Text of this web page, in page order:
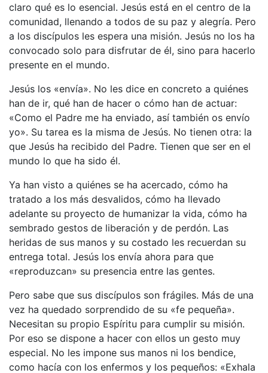
claro qué es lo esencial. Jesús está en el centro de la
comunidad, llenando a todos de su paz y alegría. Pero
a los discípulos les espera una misión. Jesús no los ha
convocado solo para disfrutar de él, sino para hacerlo
presente en el mundo.
Jesús los «envía». No les dice en concreto a quiénes
han de ir, qué han de hacer o cómo han de actuar:
«Como el Padre me ha enviado, así también os envío
yo». Su tarea es la misma de Jesús. No tienen otra: la
que Jesús ha recibido del Padre. Tienen que ser en el
mundo lo que ha sido él.
Ya han visto a quiénes se ha acercado, cómo ha
tratado a los más desvalidos, cómo ha llevado
adelante su proyecto de humanizar la vida, cómo ha
sembrado gestos de liberación y de perdón. Las
heridas de sus manos y su costado les recuerdan su
entrega total. Jesús los envía ahora para que
«reproduzcan» su presencia entre las gentes.
Pero sabe que sus discípulos son frágiles. Más de una
vez ha quedado sorprendido de su «fe pequeña».
Necesitan su propio Espíritu para cumplir su misión.
Por eso se dispone a hacer con ellos un gesto muy
especial. No les impone sus manos ni los bendice,
como hacía con los enfermos y los pequeños: «Exhala